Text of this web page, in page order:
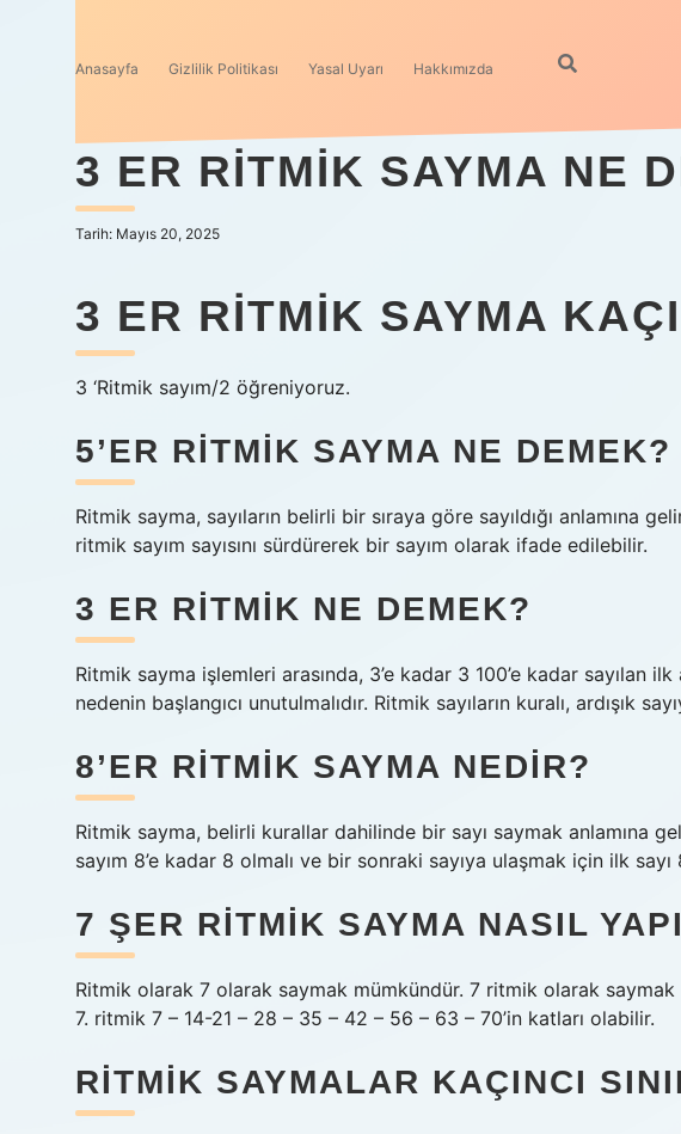
Anasayfa Gizlilik Politikası Yasal Uyarı Hakkımızda
3 ER RITMIK SAYMA NE
Tarih: Mayıs 20, 2025
3 ER RITMIK SAYMA
3 ‘Ritmik sayım/2 öğreniyoruz.
5’ER RITMIK SAYMA NE DEMEK?
Ritmik sayma, sayıların belirli bir sıraya göre sayıldığı anlamına
ritmik sayım sayısını sürdürerek bir sayım olarak ifade edilebilir.
3 ER RITMIK NE DEMEK?
Ritmik sayma işlemleri arasında, 3’e kadar 3 100’e kadar sayılan ilk
nedenin başlangıcı unutulmalıdır. Ritmik sayıların kuralı, ardışık
8’ER RITMIK SAYMA NEDIR?
Ritmik sayma, belirli kurallar dahilinde bir sayı saymak anlamına
sayım 8’e kadar 8 olmalı ve bir sonraki sayıya ulaşmak için ilk
7 ŞER RITMIK SAYMA NASIL
Ritmik olarak 7 olarak saymak mümkündür. 7 ritmik olarak saymak
7. ritmik 7 – 14-21 – 28 – 35 – 42 – 56 – 63 – 70’in katları olabilir.
RITMIK SAYMALAR KAÇINCI